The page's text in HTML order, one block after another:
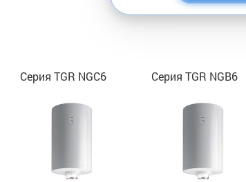
Серия TGR NGC6 Серия TGR NGB6